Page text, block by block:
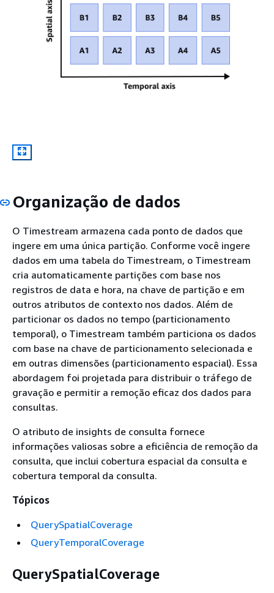
Organização de dados
O Timestream armazena cada ponto de dados que
ingere em uma única partição. Conforme você ingere
dados em uma tabela do Timestream, o Timestream
cria automaticamente partições com base nos
registros de data e hora, na chave de partição e em
outros atributos de contexto nos dados. Além de
particionar os dados no tempo (particionamento
temporal), o Timestream também particiona os dados
com base na chave de particionamento selecionada e
em outras dimensões (particionamento espacial). Essa
abordagem foi projetada para distribuir o tráfego de
gravação e permitir a remoção eficaz dos dados para
consultas.
O atributo de insights de consulta fornece
informações valiosas sobre a eficiência de remoção da
consulta, que inclui cobertura espacial da consulta e
cobertura temporal da consulta.
Tópicos
QuerySpatialCoverage
QueryTemporalCoverage
QuerySpatialCoverage